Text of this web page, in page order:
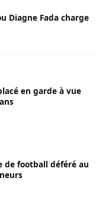
Diagne Fada charge
en garde à vue
de football déféré au